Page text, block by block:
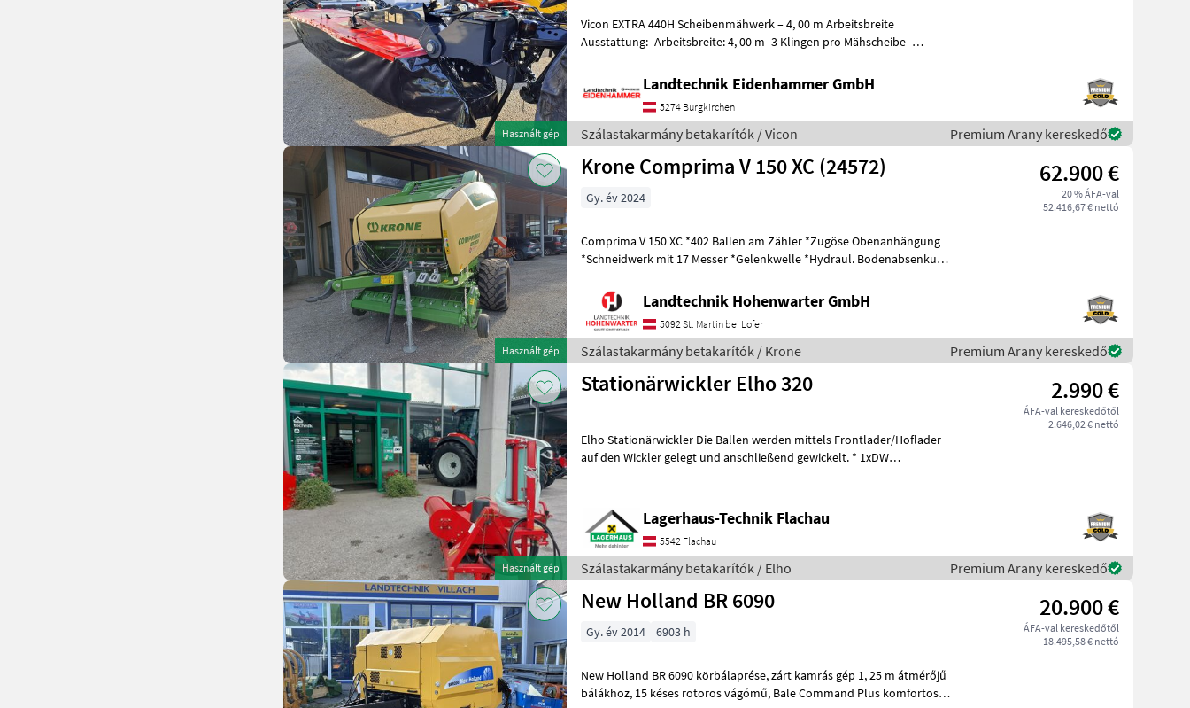
Használt gép
Vicon EXTRA 440H Scheibenmähwerk – 4, 00 m Arbeitsbreite
Ausstattung: -Arbeitsbreite: 4, 00 m -3 Klingen pro Mähscheibe -
Landtechnik Eidenhammer GmbH
5274 Burgkirchen
Szálastakarmány betakarítók / Vicon Premium Arany kereskedő
Használt gép
Krone Comprima V 150 XC (24572) 62.900 €
20 % ÁFA-val
52.416,67 € nettó
Gy. év 2024
Comprima V 150 XC *402 Ballen am Zähler *Zugöse Obenanhängung
*Schneidwerk mit 17 Messer *Gelenkwelle *Hydraul. Bodenabsenkung
Landtechnik Hohenwarter GmbH
5092 St. Martin bei Lofer
Szálastakarmány betakarítók / Krone Premium Arany kereskedő
Használt gép
Stationärwickler Elho 320 2.990 €
ÁFA-val kereskedőtől
2.646,02 € nettó
Elho Stationärwickler Die Ballen werden mittels Frontlader/Hoflader
auf den Wickler gelegt und anschließend gewickelt. * 1xDW
Lagerhaus-Technik Flachau
5542 Flachau
Szálastakarmány betakarítók / Elho Premium Arany kereskedő
New Holland BR 6090 20.900 €
ÁFA-val kereskedőtől
18.495,58 € nettó
Gy. év 2014 6903 h
New Holland BR 6090 körbálaprése, zárt kamrás gép 1, 25 m átmérőjű
bálákhoz, 15 késes rotoros vágómű, Bale Command Plus komfortos